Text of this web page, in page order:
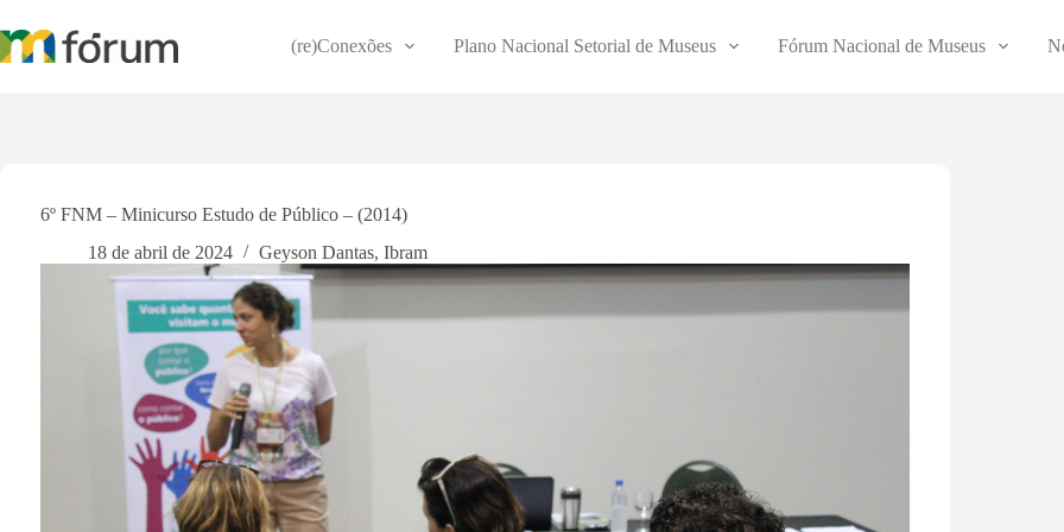
para
o
(re)Conexões Plano Nacional Setorial de Museus Fórum Nacional de Museus
6º FNM – Minicurso Estudo de Público – (2014)
18 de abril de 2024
Geyson Dantas, Ibram